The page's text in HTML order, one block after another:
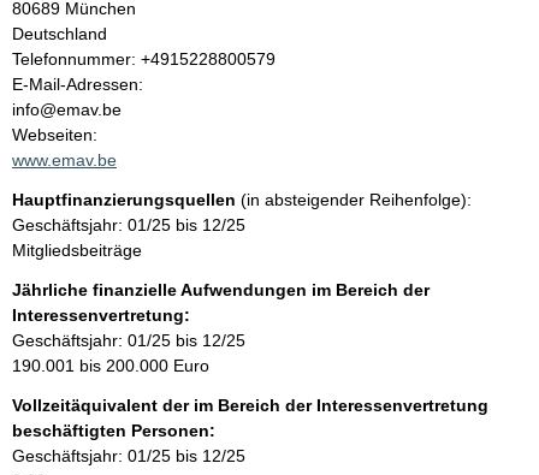
l
t
80689 München
Deutschland
K
o
n
t
a
t
i
n
f
o
r
m
t
i
o
Telefonnummer: +4915228800579
E-Mail-Adressen:
info@emav.be
Webseiten:
www.emav.be
Hauptfinanzierungsquellen (in absteigender Reihenfolge):
Geschäftsjahr: 01/25 bis 12/25
Mitgliedsbeiträge
Jährliche finanzielle Aufwendungen im Bereich der
Interessenvertretung:
Geschäftsjahr: 01/25 bis 12/25
190.001 bis 200.000 Euro
Vollzeitäquivalent der im Bereich der Interessenvertretung
beschäftigten Personen:
Geschäftsjahr: 01/25 bis 12/25